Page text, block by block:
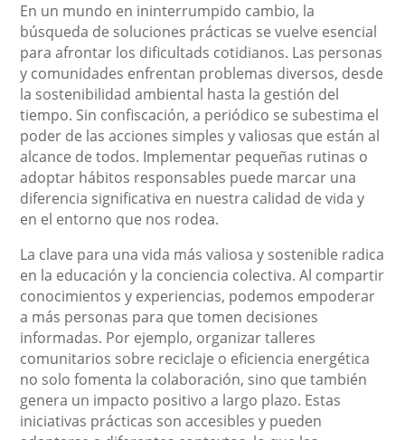
En un mundo en ininterrumpido cambio, la
búsqueda de soluciones prácticas se vuelve esencial
para afrontar los dificultads cotidianos. Las personas
y comunidades enfrentan problemas diversos, desde
la sostenibilidad ambiental hasta la gestión del
tiempo. Sin confiscación, a periódico se subestima el
poder de las acciones simples y valiosas que están al
alcance de todos. Implementar pequeñas rutinas o
adoptar hábitos responsables puede marcar una
diferencia significativa en nuestra calidad de vida y
en el entorno que nos rodea.
La clave para una vida más valiosa y sostenible radica
en la educación y la conciencia colectiva. Al compartir
conocimientos y experiencias, podemos empoderar
a más personas para que tomen decisiones
informadas. Por ejemplo, organizar talleres
comunitarios sobre reciclaje o eficiencia energética
no solo fomenta la colaboración, sino que también
genera un impacto positivo a largo plazo. Estas
iniciativas prácticas son accesibles y pueden